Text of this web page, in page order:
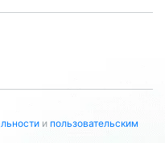
и пользовательским